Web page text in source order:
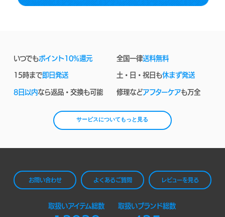
いつでもポイント10%還元 全国一律送料無料
15時まで即日発送 土・日・祝日も休まず発送
8日以内なら返品・交換も可能 修理などアフターケアも万全
サービスについてもっと見る
お問い合わせ よくあるご質問 レビューを見る
取扱いアイテム総数 取扱いブランド総数